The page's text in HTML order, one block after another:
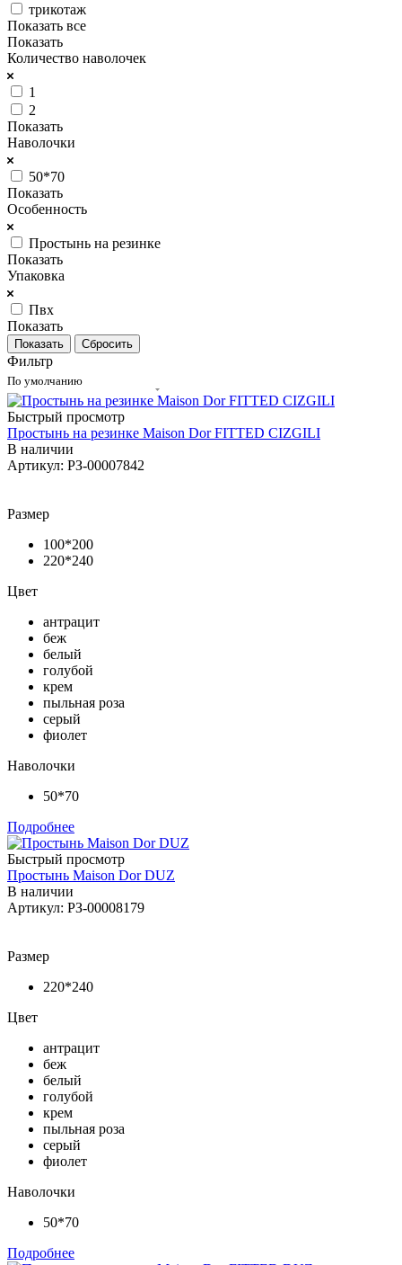
трикотаж
Показать все
Показать
Количество наволочек
1
2
Показать
Наволочки
50*70
Показать
Особенность
Простынь на резинке
Показать
Упаковка
Пвх
Показать
Сбросить
Фильтр
По умолчанию
Быстрый просмотр
Простынь на резинке Maison Dor FITTED CIZGILI
В наличии
Артикул: РЗ-00007842
Размер
100*200
220*240
Цвет
антрацит
беж
белый
голубой
крем
пыльная роза
серый
фиолет
Наволочки
50*70
Подробнее
Быстрый просмотр
Простынь Maison Dor DUZ
В наличии
Артикул: РЗ-00008179
Размер
220*240
Цвет
антрацит
беж
белый
голубой
крем
пыльная роза
серый
фиолет
Наволочки
50*70
Подробнее